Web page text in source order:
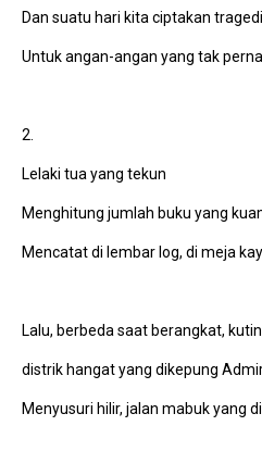
Dan suatu hari kita ciptakan tragedi
Untuk angan-angan yang tak
2.
Lelaki tua yang tekun
Menghitung jumlah buku yang
Mencatat di lembar log, di meja
Lalu, berbeda saat berangkat,
distrik hangat yang dikepung
Menyusuri hilir, jalan mabuk yang